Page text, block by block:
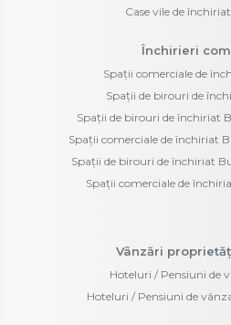
Case vile de
Închirieri
Spații comerciale de
Spații de birouri de
Spații de birouri de închiriat
Spații comerciale de închiriat
Spații de birouri de închiriat
Spații comerciale de
Vânzări
Hoteluri / Pensiuni de
Hoteluri / Pensiuni de